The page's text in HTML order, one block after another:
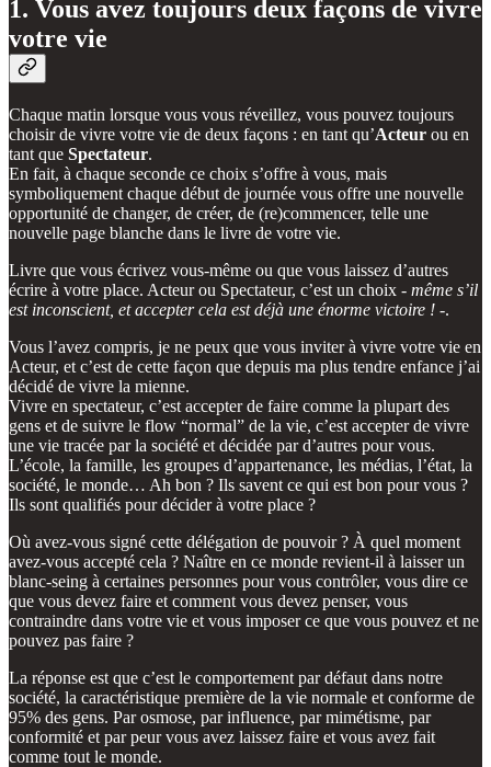
1. Vous avez toujours deux façons de vivre
votre vie
Chaque matin lorsque vous vous réveillez, vous pouvez toujours
choisir de vivre votre vie de deux façons : en tant qu’Acteur ou en
tant que Spectateur.
En fait, à chaque seconde ce choix s’offre à vous, mais
symboliquement chaque début de journée vous offre une nouvelle
opportunité de changer, de créer, de (re)commencer, telle une
nouvelle page blanche dans le livre de votre vie.
Livre que vous écrivez vous-même ou que vous laissez d’autres
écrire à votre place. Acteur ou Spectateur, c’est un choix - même s’il
est inconscient, et accepter cela est déjà une énorme victoire ! -.
Vous l’avez compris, je ne peux que vous inviter à vivre votre vie en
Acteur, et c’est de cette façon que depuis ma plus tendre enfance j’ai
décidé de vivre la mienne.
Vivre en spectateur, c’est accepter de faire comme la plupart des
gens et de suivre le flow “normal” de la vie, c’est accepter de vivre
une vie tracée par la société et décidée par d’autres pour vous.
L’école, la famille, les groupes d’appartenance, les médias, l’état, la
société, le monde… Ah bon ? Ils savent ce qui est bon pour vous ?
Ils sont qualifiés pour décider à votre place ?
Où avez-vous signé cette délégation de pouvoir ? À quel moment
avez-vous accepté cela ? Naître en ce monde revient-il à laisser un
blanc-seing à certaines personnes pour vous contrôler, vous dire ce
que vous devez faire et comment vous devez penser, vous
contraindre dans votre vie et vous imposer ce que vous pouvez et ne
pouvez pas faire ?
La réponse est que c’est le comportement par défaut dans notre
société, la caractéristique première de la vie normale et conforme de
95% des gens. Par osmose, par influence, par mimétisme, par
conformité et par peur vous avez laissez faire et vous avez fait
comme tout le monde.